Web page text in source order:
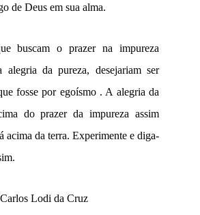
de Deus em sua alma.
buscam o prazer na impureza
alegria da pureza, desejariam ser
fosse por egoísmo . A alegria da
do prazer da impureza assim
acima da terra. Experimente e diga-
Lodi da Cruz